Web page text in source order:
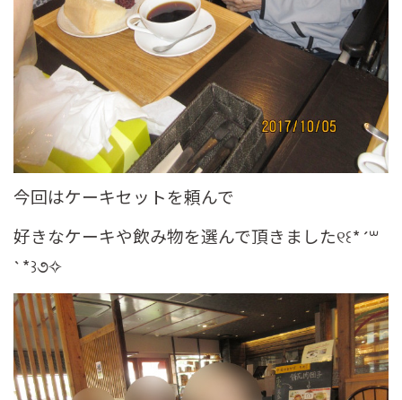
今回はケーキセットを頼んで
好きなケーキや飲み物を選んで頂きました୧꒰*´꒳
`*꒱૭✧